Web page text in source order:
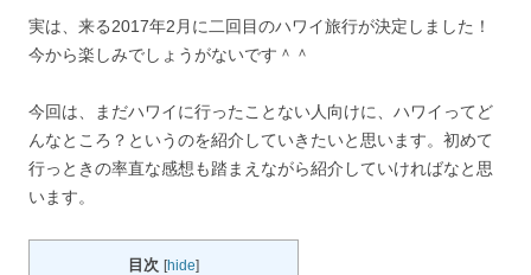
実は、来る2017年2月に二回目のハワイ旅行が決定しました！
今から楽しみでしょうがないです＾＾
今回は、まだハワイに行ったことない人向けに、ハワイってど
んなところ？というのを紹介していきたいと思います。初めて
行っときの率直な感想も踏まえながら紹介していければなと思
います。
目次 [hide]